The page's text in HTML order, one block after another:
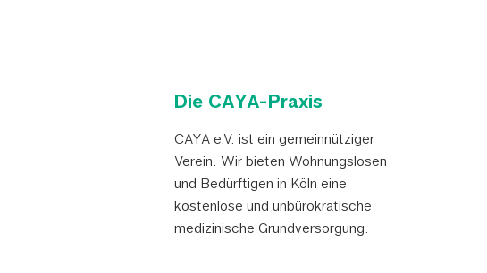
Die CAYA-Praxis
CAYA e.V. ist ein gemeinnütziger
Verein. Wir bieten Wohnungslosen
und Bedürftigen in Köln eine
kostenlose und unbürokratische
medizinische Grundversorgung.